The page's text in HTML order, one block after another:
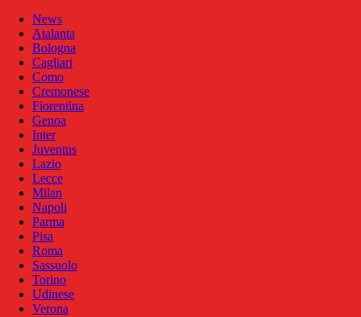
News
Atalanta
Bologna
Cagliari
Como
Cremonese
Fiorentina
Genoa
Inter
Juventus
Lazio
Lecce
Milan
Napoli
Parma
Pisa
Roma
Sassuolo
Torino
Udinese
Verona